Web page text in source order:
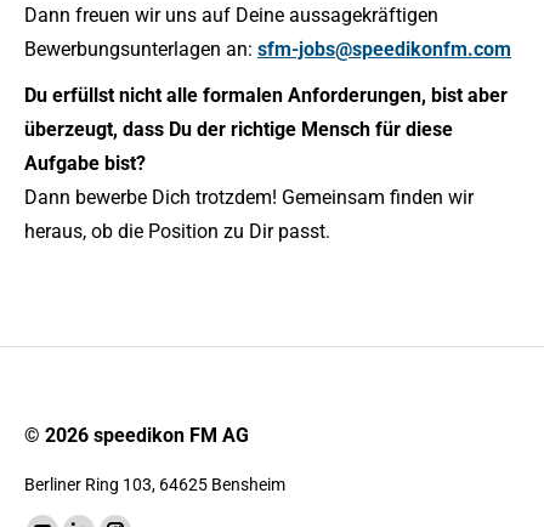
Dann freuen wir uns auf Deine aussagekräftigen
Bewerbungsunterlagen an: sfm-jobs@speedikonfm.com
Du erfüllst nicht alle formalen Anforderungen, bist aber
überzeugt, dass Du der richtige Mensch für diese
Aufgabe bist?
Dann bewerbe Dich trotzdem! Gemeinsam finden wir
heraus, ob die Position zu Dir passt.
© 2026 speedikon FM AG
Berliner Ring 103, 64625 Bensheim